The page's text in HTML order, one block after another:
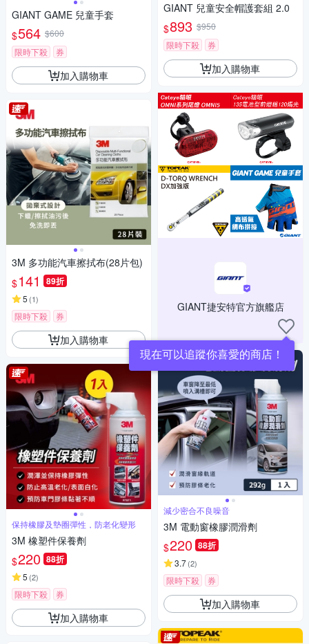
GIANT GAME 兒童手套
$564 $600
限時下殺
券
加入購物車
3M 多功能汽車擦拭布(28片包)
$141 89折
5 (1)
限時下殺 券
加入購物車
保持橡膠及墊圈彈性，防老化變形
3M 橡塑件保養劑
$220 88折
5 (2)
限時下殺 券
加入購物車
GIANT 兒童安全帽護套組 2.0
$893 $950
限時下殺
券
加入購物車
GIANT捷安特官方旗艦店
現在可以追蹤你喜愛的商店！
減少密合不良噪音
3M 電動窗橡膠潤滑劑
$220 88折
3.7(2)
限時下殺 券
加入購物車